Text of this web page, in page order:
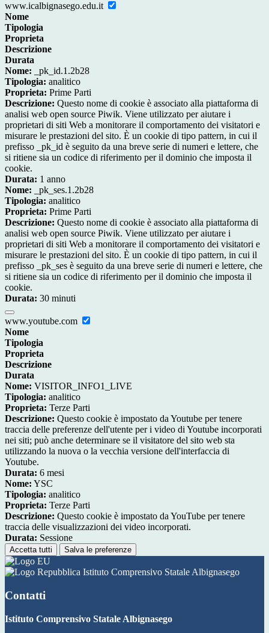
www.icalbignasego.edu.it
Nome
Tipologia
Proprieta
Descrizione
Durata
Nome: _pk_id.1.2b28
Tipologia: analitico
Proprieta: Prime Parti
Descrizione: Questo nome di cookie è associato alla piattaforma di
analisi web open source Piwik. Viene utilizzato per aiutare i
proprietari di siti Web a monitorare il comportamento dei visitatori e
misurare le prestazioni del sito. È un cookie di tipo pattern, in cui il
prefisso _pk_id è seguito da una breve serie di numeri e lettere, che
si ritiene sia un codice di riferimento per il dominio che imposta il
cookie.
Durata: 1 anno
Nome: _pk_ses.1.2b28
Tipologia: analitico
Proprieta: Prime Parti
Descrizione: Questo nome di cookie è associato alla piattaforma di
analisi web open source Piwik. Viene utilizzato per aiutare i
proprietari di siti Web a monitorare il comportamento dei visitatori e
misurare le prestazioni del sito. È un cookie di tipo pattern, in cui il
prefisso _pk_ses è seguito da una breve serie di numeri e lettere, che
si ritiene sia un codice di riferimento per il dominio che imposta il
cookie.
Durata: 30 minuti
www.youtube.com
Nome
Tipologia
Proprieta
Descrizione
Durata
Nome: VISITOR_INFO1_LIVE
Tipologia: analitico
Proprieta: Terze Parti
Descrizione: Questo cookie è impostato da Youtube per tenere
traccia delle preferenze dell'utente per i video di Youtube incorporati
nei siti; può anche determinare se il visitatore del sito web sta
utilizzando la nuova o la vecchia versione dell'interfaccia di
Youtube.
Durata: 6 mesi
Nome: YSC
Tipologia: analitico
Proprieta: Terze Parti
Descrizione: Questo cookie è impostato da YouTube per tenere
traccia delle visualizzazioni dei video incorporati.
Durata: Sessione
Accetta tutti Salva le preferenze
Istituto Comprensivo Statale Albignasego
Contatti
Istituto Comprensivo Statale Albignasego